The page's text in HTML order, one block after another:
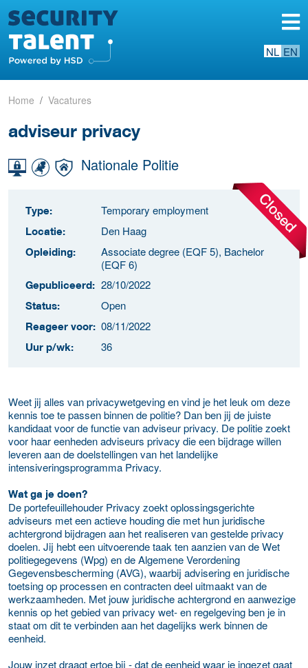
NL EN
Home Vacatures
adviseur privacy
Nationale Politie
Type: Temporary employment
Locatie: Den Haag
Opleiding:
Associate degree (EQF 5), Bachelor
(EQF 6)
Gepubliceerd: 28/10/2022
Status: Open
Reageer voor: 08/11/2022
Uur p/wk: 36
Weet jij alles van privacywetgeving en vind je het leuk om deze
kennis toe te passen binnen de politie? Dan ben jij de juiste
kandidaat voor de functie van adviseur privacy. De politie zoekt
voor haar eenheden adviseurs privacy die een bijdrage willen
leveren aan de doelstellingen van het landelijke
intensiveringsprogramma Privacy.
Wat ga je doen?
De portefeuillehouder Privacy zoekt oplossingsgerichte
adviseurs met een actieve houding die met hun juridische
achtergrond bijdragen aan het realiseren van gestelde privacy
doelen. Jij hebt een uitvoerende taak ten aanzien van de Wet
politiegegevens (Wpg) en de Algemene Verordening
Gegevensbescherming (AVG), waarbij advisering en juridische
toetsing op processen en contracten deel uitmaakt van de
werkzaamheden. Met jouw juridische achtergrond en aanwezige
kennis op het gebied van privacy wet- en regelgeving ben je in
staat om dit te verbinden aan het dagelijks werk binnen de
eenheid.
Jouw inzet draagt ertoe bij - dat de eenheid waar je ingezet gaat